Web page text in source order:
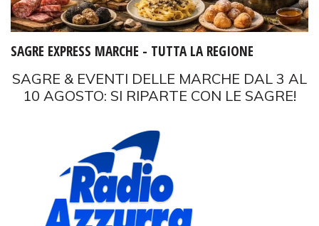
SAGRE EXPRESS MARCHE - TUTTA LA REGIONE
SAGRE & EVENTI DELLE MARCHE DAL 3 AL
10 AGOSTO: SI RIPARTE CON LE SAGRE!